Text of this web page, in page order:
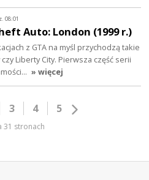
08:01
Auto: London (1999 r.)
z GTA na myśl przychodzą takie
Liberty City. Pierwsza część serii
» więcej
3 4 5
31 stronach